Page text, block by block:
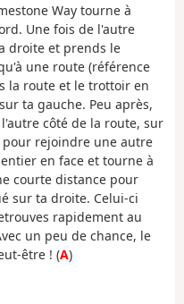
Way tourne à
Une fois de l'autre
droite et prends le
une route (référence
la route et le trottoir en
ta gauche. Peu après,
côté de la route, sur
rejoindre une autre
en face et tourne à
courte distance pour
sur ta droite. Celui-ci
rapidement au
un peu de chance, le
être ! (A)